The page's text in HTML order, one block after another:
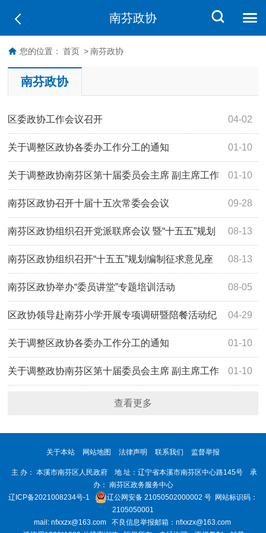
南芬政协
您的位置： 首页 > 南芬政协
南芬政协
04-02
区委政协工作会议召开
01-10
关于调整区政协各委办工作分工的通知
01-10
关于调整政协南芬区第十届委员会主席 副主席工作
分工的通知 09-28
南芬区政协召开十届十五次常委会会议
08-13
南芬区政协组织召开党派联席会议 暨“十五五”规划
编制征求意见座谈会 08-13
南芬区政协组织召开“十五五”规划编制征求意见座
谈会 08-05
南芬区政协举办“委员讲堂”专题培训活动
04-29
区政协领导赴南芬小学开展专项调研暨陪餐活动纪
实 01-10
关于调整区政协各委办工作分工的通知
01-10
关于调整政协南芬区第十届委员会主席 副主席工作
查看更多
关于本站 网站地图 法律声明 联系我们 监督举报
主 办： 本溪市南芬区人民政府 地 址：辽宁省本溪市南芬区中心路145号 承
办： 南芬区政务服务中心
辽ICP备2021008234号-1
辽公网安备 21050502000002 号 网站标识码：
2105050001
mail: nfxxzx@163.com 不良信息举报邮箱：nfxxzx@163.com